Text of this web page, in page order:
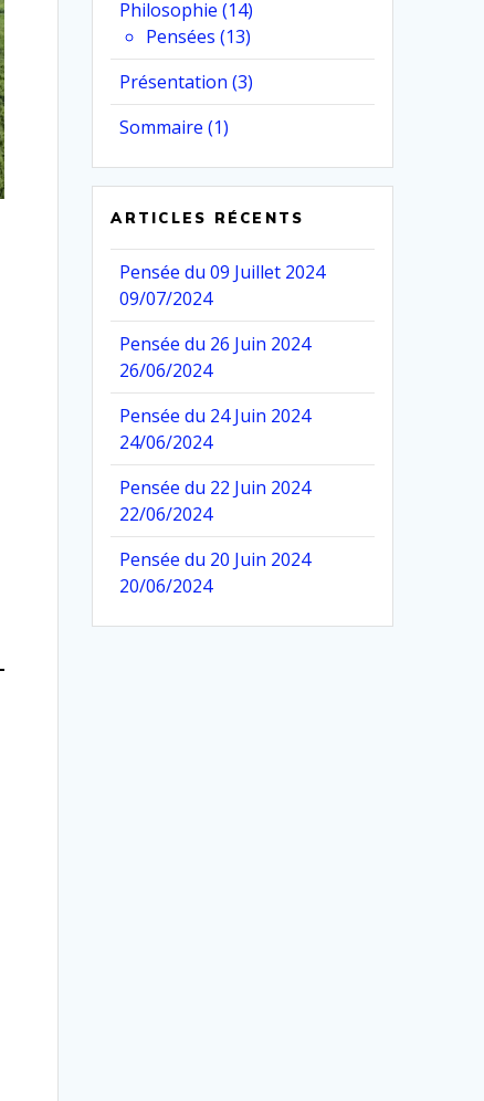
Philosophie (14)
Pensées (13)
Présentation (3)
Sommaire (1)
ARTICLES RÉCENTS
Pensée du 09 Juillet 2024
09/07/2024
Pensée du 26 Juin 2024
26/06/2024
Pensée du 24 Juin 2024
24/06/2024
Pensée du 22 Juin 2024
22/06/2024
Pensée du 20 Juin 2024
20/06/2024